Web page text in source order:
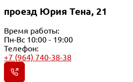
проезд Юрия Тена, 21
Время работы:
Пн-Вс 10:00 - 19:00
Телефон:
+7 (964) 740-38-38